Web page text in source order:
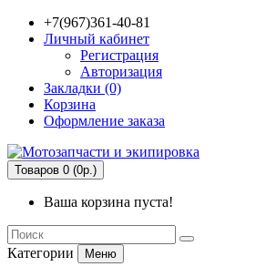
+7(967)361-40-81
Личный кабинет
Регистрация
Авторизация
Закладки (0)
Корзина
Оформление заказа
Товаров 0 (0р.)
Ваша корзина пуста!
Категории Меню